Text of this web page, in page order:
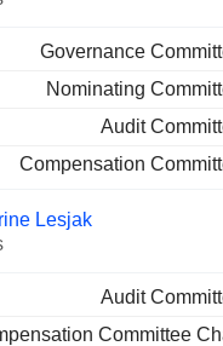
Governance
Nominating
Audit
Compensation
Lesjak
Audit
Committee